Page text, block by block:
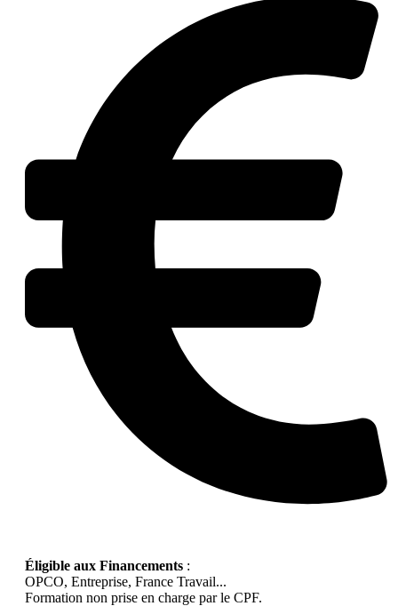
Éligible aux Financements :
OPCO, Entreprise, France Travail...
Formation non prise en charge par le CPF.